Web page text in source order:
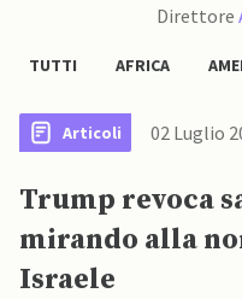
Direttore
TUTTI AFRICA
Articoli 02 Luglio
Trump revoca
mirando alla
Israele